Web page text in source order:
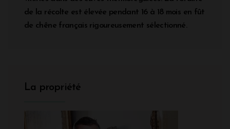
de la récolte est élevée pendant 16 à 18 mois en fût
de chêne français rigoureusement sélectionné.
La propriété